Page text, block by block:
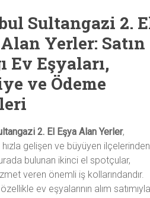
Sultangazi 2.
Yerler: Satın
Ev Eşyaları,
ve Ödeme
2. El Eşya Alan Yerler,
hızla gelişen ve büyüyen ilçelerinden
bulunan ikinci el spotçular,
veren önemli iş kollarındandır.
ev eşyalarının alım satımıyla